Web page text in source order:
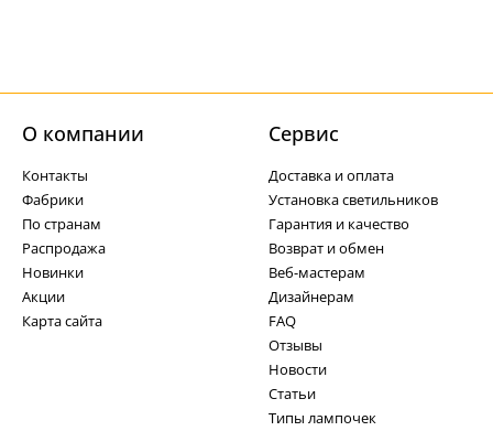
О компании
Контакты
Фабрики
По странам
Распродажа
Новинки
Акции
Карта сайта
Cервис
Доставка и оплата
Установка светильников
Гарантия и качество
Возврат и обмен
Веб-мастерам
Дизайнерам
FAQ
Отзывы
Новости
Статьи
Типы лампочек